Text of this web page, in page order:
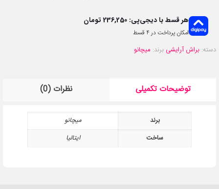
هر قسط با دیجی‌پی: 236,250 تومان
امکان پرداخت در 4 قسط
دسته: براش آرایشی برند: میچانو
توضیحات تکمیلی نظرات (0)
برند
میچانو
ساخت
ایتالیا